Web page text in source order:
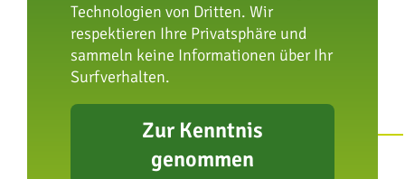
2023
Technologien von Dritten. Wir
respektieren Ihre Privatsphäre und
sammeln keine Informationen über Ihr
Surfverhalten.
Zur Kenntnis
genommen